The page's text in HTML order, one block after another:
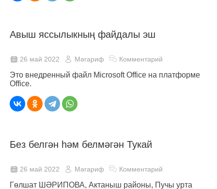
Авыш яссылыкның файдалы эш
26 май 2022 Мәгариф Комментарий
Это внедренный файл Microsoft Office на платформе
Office.
Без белгән һәм белмәгән Тукай
26 май 2022 Мәгариф Комментарий
Гөлшат ШӘРИПОВА, Актаныш районы, Пучы урта